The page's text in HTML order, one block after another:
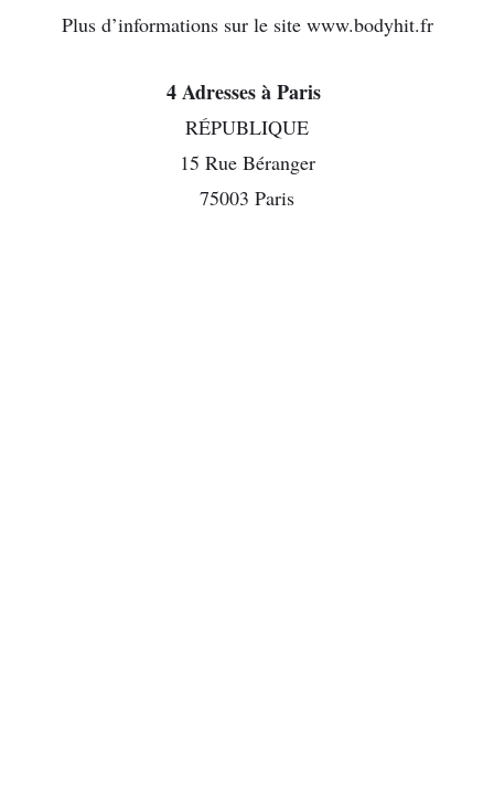
Plus d’informations sur le site www.bodyhit.fr
4 Adresses à Paris
RÉPUBLIQUE
15 Rue Béranger
75003 Paris